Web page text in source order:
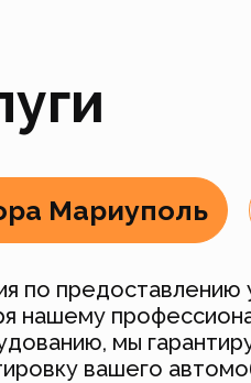
Мариуполь
по предоставлению
нашему
мы
вашего